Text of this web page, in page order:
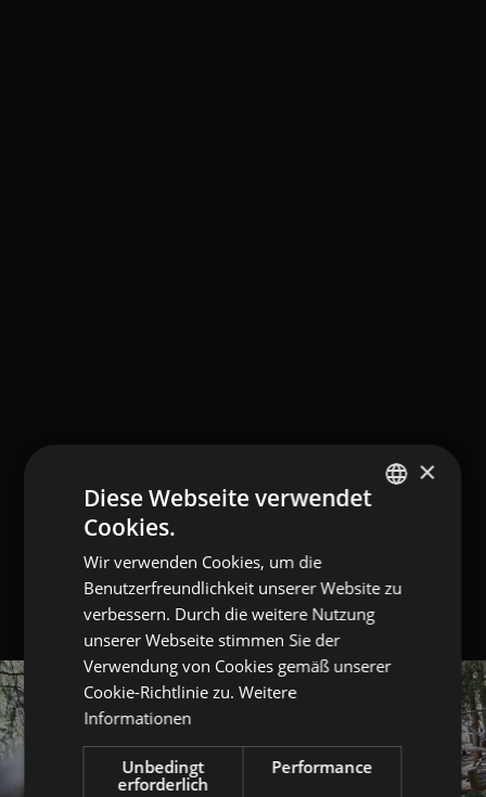
×
Diese Webseite verwendet
Cookies.
Wir verwenden Cookies, um die
Benutzerfreundlichkeit unserer Website zu
verbessern. Durch die weitere Nutzung
unserer Webseite stimmen Sie der
Verwendung von Cookies gemäß unserer
Cookie-Richtlinie zu. Weitere
Informationen
Unbedingt
erforderlich
Performance